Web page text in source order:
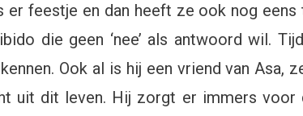
er feestje en dan heeft ze ook nog
die geen ‘nee’ als antwoord wil.
Ook al is hij een vriend van Asa,
uit dit leven. Hij zorgt er immers voor